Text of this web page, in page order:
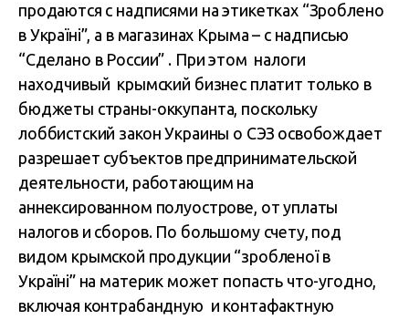
продаются с надписями на этикетках “Зроблено
в Україні”, а в магазинах Крыма – с надписью
“Сделано в России” . При этом налоги
находчивый крымский бизнес платит только в
бюджеты страны-оккупанта, поскольку
лоббистский закон Украины о СЭЗ освобождает
разрешает субъектов предпринимательской
деятельности, работающим на
аннексированном полуострове, от уплаты
налогов и сборов. По большому счету, под
видом крымской продукции “зробленої в
Україні” на материк может попасть что-угодно,
включая контрабандную и контафактную